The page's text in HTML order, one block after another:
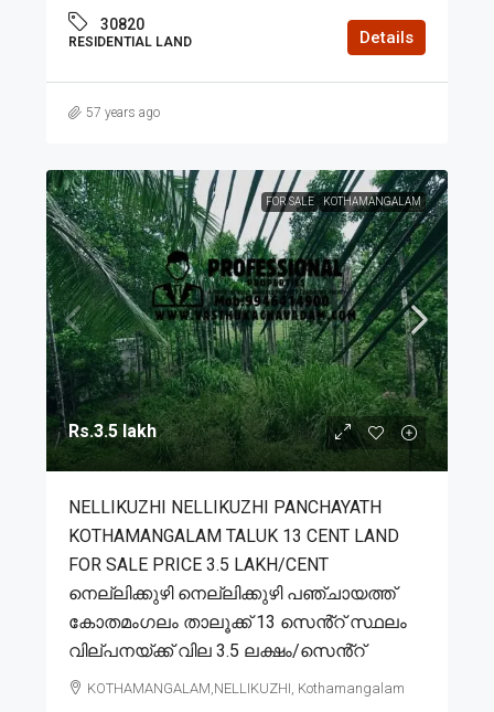
30820
RESIDENTIAL LAND Details
57 years ago
FOR SALE KOTHAMANGALAM
Rs.3.5 lakh
NELLIKUZHI NELLIKUZHI PANCHAYATH
KOTHAMANGALAM TALUK 13 CENT LAND
FOR SALE PRICE 3.5 LAKH/CENT
നെല്ലിക്കുഴി നെല്ലിക്കുഴി പഞ്ചായത്ത്
കോതമംഗലം താലൂക്ക് 13 സെൻ്റ് സ്ഥലം
വില്പനയ്ക്ക് വില 3.5 ലക്ഷം/സെൻ്റ്
KOTHAMANGALAM,NELLIKUZHI, Kothamangalam